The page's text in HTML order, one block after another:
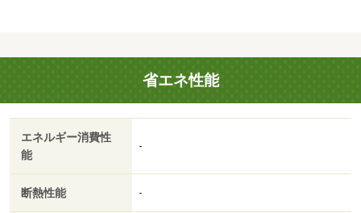
ら会話することができます。化粧品やスタイリング剤など
をまとめて出して、サッと身支度を整えられる独立洗面台
があります。駐輪場付きの物件です。南富山周辺の地域情
報をお求めならお任せください！地元密着の当社が、お客
様のお部屋探しを全力でお手伝い致します。・賃貸保証
等：加入要（ハウスリーブ ハウスリーブ株式会社 契約
２．２％又は５．５％ ※ペット可は２．５万／２．
省エネ性能
エネルギー消費性
能
-
断熱性能 -